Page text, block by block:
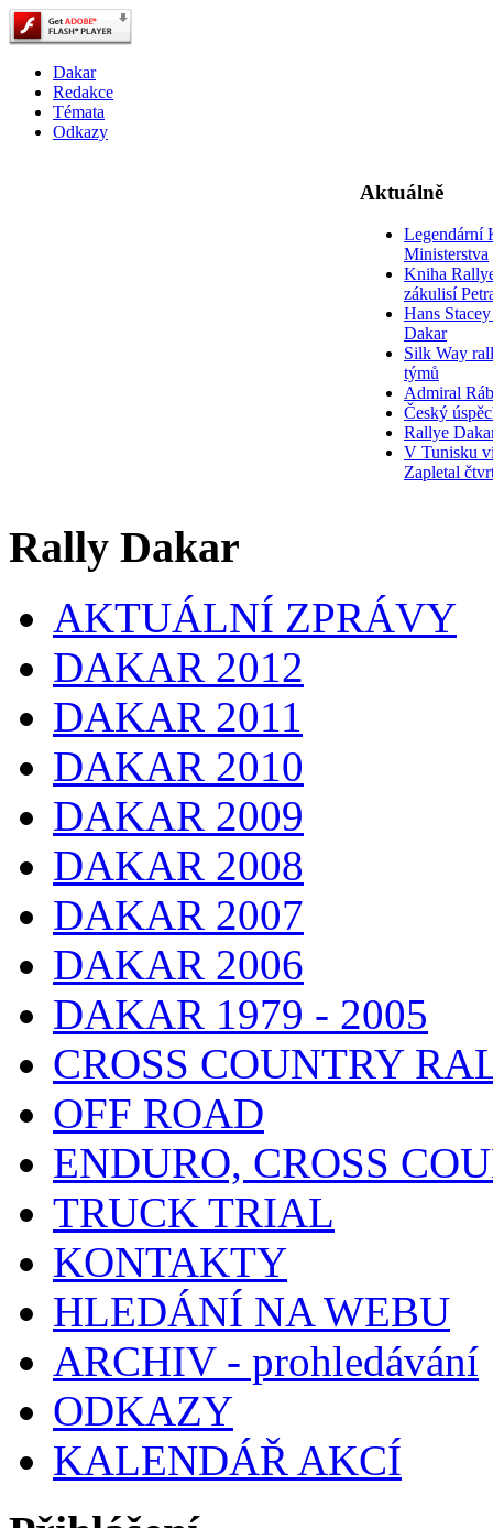
Dakar
Redakce
Témata
Odkazy
Aktuálně
Legendární
Ministerstva
Kniha
zákulisí
Hans
Dakar
Silk Way
týmů
Admiral
Český
Rallye
V Tunisku
Zapletal
Rally Dakar
AKTUÁLNÍ ZPRÁVY
DAKAR 2012
DAKAR 2011
DAKAR 2010
DAKAR 2009
DAKAR 2008
DAKAR 2007
DAKAR 2006
DAKAR 1979 - 2005
CROSS COUNTRY
OFF ROAD
ENDURO, CROSS
TRUCK TRIAL
KONTAKTY
HLEDÁNÍ NA WEBU
ARCHIV - prohledávání
ODKAZY
KALENDÁŘ AKCÍ